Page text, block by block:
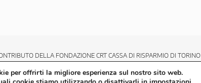
DELLA FONDAZIONE CRT CASSA DI RISPARMIO DI TORINO
per offrirti la migliore esperienza sul nostro sito web.